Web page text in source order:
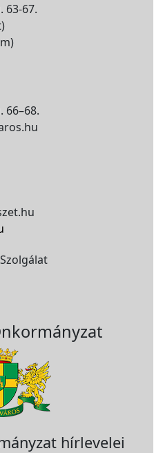
63-67.
66–68.
hírlevelei